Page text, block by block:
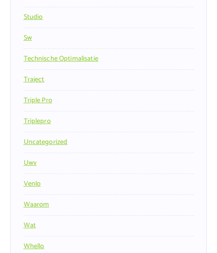
Studio
Sw
Technische Optimalisatie
Traject
Triple Pro
Triplepro
Uncategorized
Uwv
Venlo
Waarom
Wat
Whello